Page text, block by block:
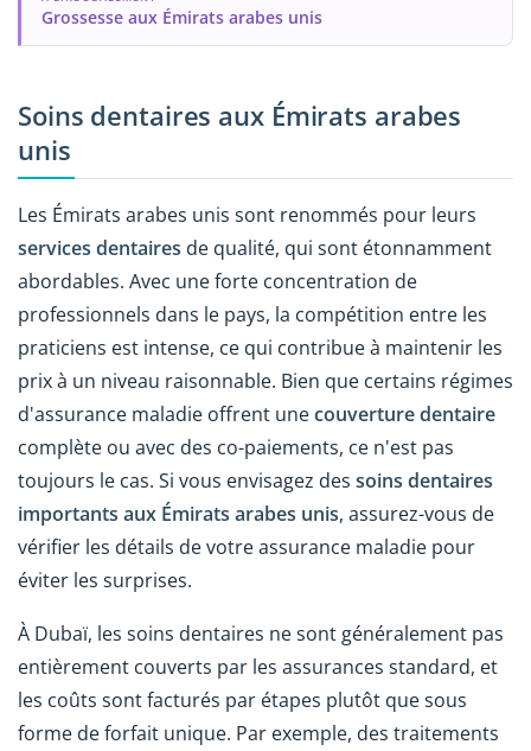
Grossesse aux Émirats arabes unis
Soins dentaires aux Émirats arabes
unis
Les Émirats arabes unis sont renommés pour leurs
services dentaires de qualité, qui sont étonnamment
abordables. Avec une forte concentration de
professionnels dans le pays, la compétition entre les
praticiens est intense, ce qui contribue à maintenir les
prix à un niveau raisonnable. Bien que certains régimes
d'assurance maladie offrent unecouverture dentaire
complète ou avec des co-paiements, ce n'est pas
toujours le cas. Si vous envisagez des soins dentaires
importants aux Émirats arabes unis, assurez-vous de
vérifier les détails de votre assurance maladie pour
éviter les surprises.
À Dubaï, les soins dentaires ne sont généralement pas
entièrement couverts par les assurances standard, et
les coûts sont facturés par étapes plutôt que sous
forme de forfait unique. Par exemple, des traitements